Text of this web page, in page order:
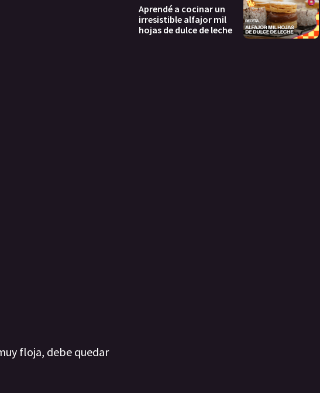
floja, debe quedar
Aprendé a cocinar un
irresistible alfajor mil
hojas de dulce de leche